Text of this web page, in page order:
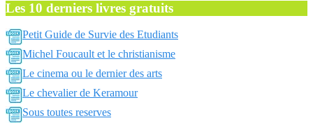
Les 10 derniers livres gratuits
Petit Guide de Survie des Etudiants
Michel Foucault et le christianisme
Le cinema ou le dernier des arts
Le chevalier de Keramour
Sous toutes reserves